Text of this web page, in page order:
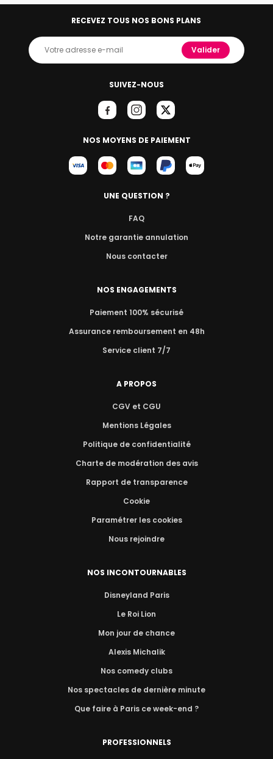
SUIVEZ-NOUS
NOS MOYENS DE PAIEMENT
RECEVEZ TOUS NOS BONS PLANS
Valider
UNE QUESTION ?
FAQ
Notre garantie annulation
Nous contacter
NOS ENGAGEMENTS
Paiement 100% sécurisé
Assurance remboursement en 48h
Service client 7/7
A PROPOS
CGV et CGU
Mentions Légales
Politique de confidentialité
Charte de modération des avis
Rapport de transparence
Cookie
Paramétrer les cookies
Nous rejoindre
NOS INCONTOURNABLES
Disneyland Paris
Le Roi Lion
Mon jour de chance
Alexis Michalik
Nos comedy clubs
Nos spectacles de dernière minute
Que faire à Paris ce week-end ?
PROFESSIONNELS